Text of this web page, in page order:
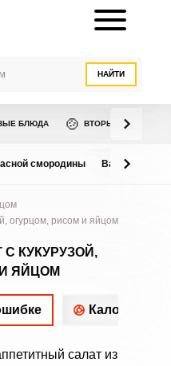
НАЙТИ
БЛЮДА 🍲 ВТОРЫЕ БЛЮДА
смородины Варенье из
огурцом, рисом и яйцом
КУКУРУЗОЙ,
ЯЙЦОМ
салат из